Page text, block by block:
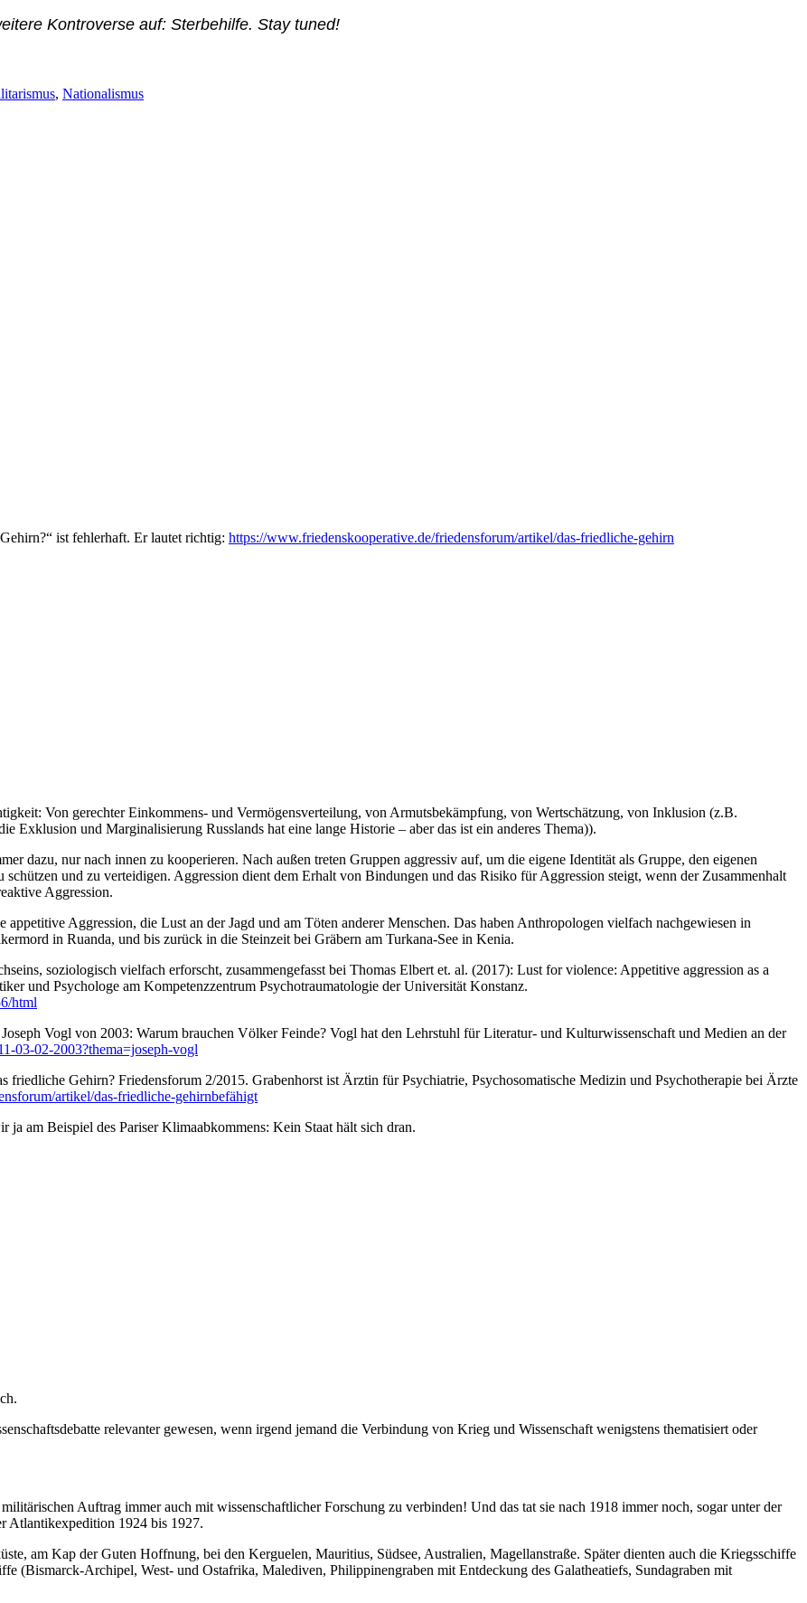
Kontroverse auf: Sterbehilfe. Stay tuned!
, Nationalismus
ist fehlerhaft. Er lautet richtig: https://www.friedenskooperative.de/friedensforum/artikel/das-friedliche-gehirn
Von gerechter Einkommens- und Vermögensverteilung, von Armutsbekämpfung, von Wertschätzung, von Inklusion (z.B.
Exklusion und Marginalisierung Russlands hat eine lange Historie – aber das ist ein anderes Thema)).
dazu, nur nach innen zu kooperieren. Nach außen treten Gruppen aggressiv auf, um die eigene Identität als Gruppe, den eigenen
schützen und zu verteidigen. Aggression dient dem Erhalt von Bindungen und das Risiko für Aggression steigt, wenn der Zusammenhalt
Aggression.
Aggression, die Lust an der Jagd und am Töten anderer Menschen. Das haben Anthropologen vielfach nachgewiesen in
in Ruanda, und bis zurück in die Steinzeit bei Gräbern am Turkana-See in Kenia.
soziologisch vielfach erforscht, zusammengefasst bei Thomas Elbert et. al. (2017): Lust for violence: Appetitive aggression as a
und Psychologe am Kompetenzzentrum Psychotraumatologie der Universität Konstanz.
html
Vogl von 2003: Warum brauchen Völker Feinde? Vogl hat den Lehrstuhl für Literatur- und Kulturwissenschaft und Medien an der
03-02-2003?thema=joseph-vogl
friedliche Gehirn? Friedensforum 2/2015. Grabenhorst ist Ärztin für Psychiatrie, Psychosomatische Medizin und Psychotherapie bei Ärzte
artikel/das-friedliche-gehirnbefähigt
am Beispiel des Pariser Klimaabkommens: Kein Staat hält sich dran.
relevanter gewesen, wenn irgend jemand die Verbindung von Krieg und Wissenschaft wenigstens thematisiert oder
Auftrag immer auch mit wissenschaftlicher Forschung zu verbinden! Und das tat sie nach 1918 immer noch, sogar unter der
Atlantikexpedition 1924 bis 1927.
am Kap der Guten Hoffnung, bei den Kerguelen, Mauritius, Südsee, Australien, Magellanstraße. Später dienten auch die Kriegsschiffe
(Bismarck-Archipel, West- und Ostafrika, Malediven, Philippinengraben mit Entdeckung des Galatheatiefs, Sundagraben mit